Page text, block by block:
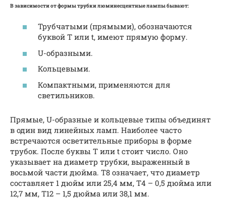
В зависимости от формы трубки люминесцентные лампы бывают:
Трубчатыми (прямыми), обозначаются
буквой Т или t, имеют прямую форму.
U-образными.
Кольцевыми.
Компактными, применяются для
светильников.
Прямые, U-образные и кольцевые типы объединят
в один вид линейных ламп. Наиболее часто
встречаются осветительные приборы в форме
трубок. После буквы T или t стоит число. Оно
указывает на диаметр трубки, выраженный в
восьмой части дюйма. Т8 означает, что диаметр
составляет 1 дюйм или 25,4 мм, Т4 – 0,5 дюйма или
12,7 мм, Т12 – 1,5 дюйма или 38,1 мм.